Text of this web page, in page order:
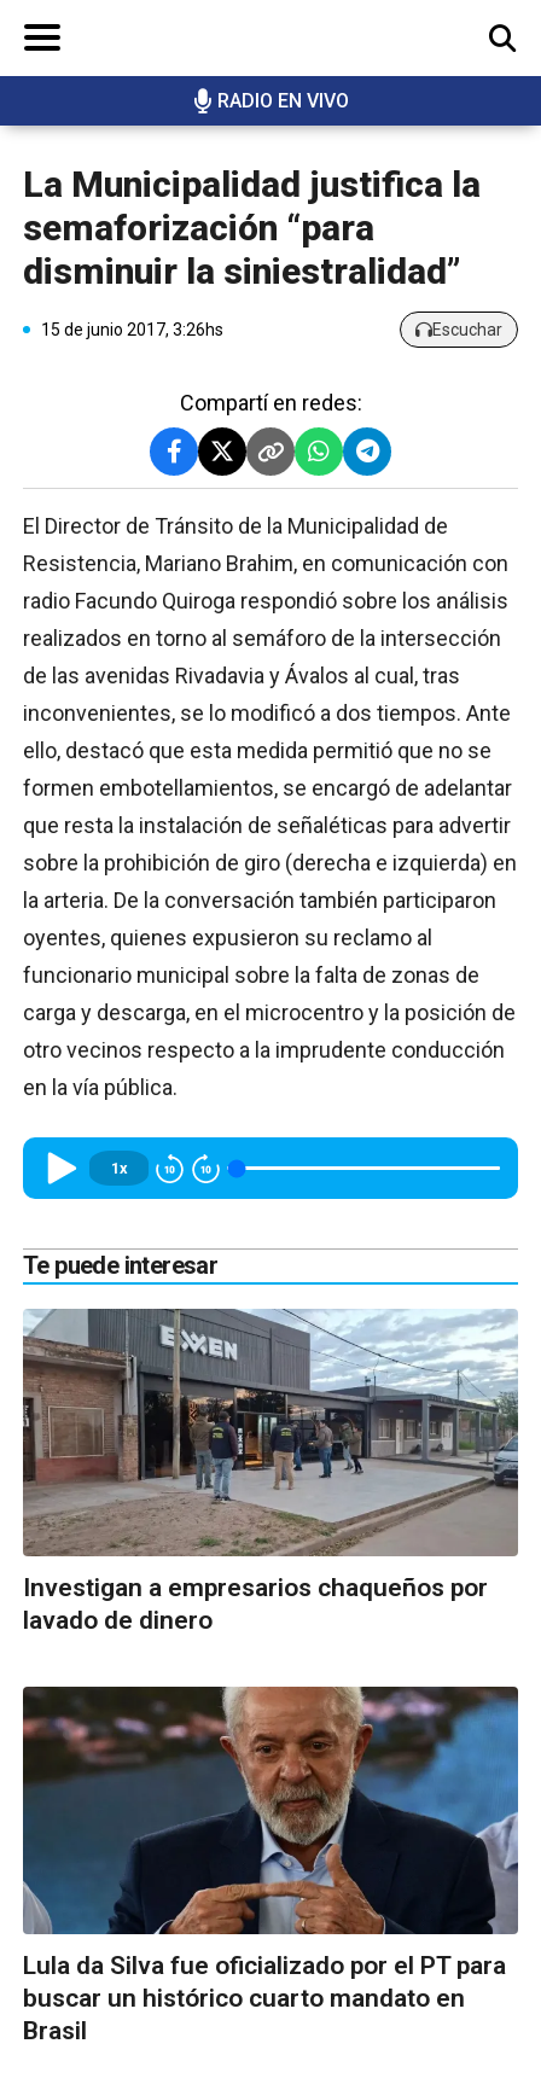
RADIO EN VIVO
BUSCAR
La Municipalidad justifica la
semaforización “para
disminuir la siniestralidad”
15 de junio 2017, 3:26hs Escuchar
Compartí en redes:
El Director de Tránsito de la Municipalidad de
Resistencia, Mariano Brahim, en comunicación con
radio Facundo Quiroga respondió sobre los análisis
realizados en torno al semáforo de la intersección
de las avenidas Rivadavia y Ávalos al cual, tras
inconvenientes, se lo modificó a dos tiempos. Ante
ello, destacó que esta medida permitió que no se
formen embotellamientos, se encargó de adelantar
que resta la instalación de señaléticas para advertir
sobre la prohibición de giro (derecha e izquierda) en
la arteria. De la conversación también participaron
oyentes, quienes expusieron su reclamo al
funcionario municipal sobre la falta de zonas de
carga y descarga, en el microcentro y la posición de
otro vecinos respecto a la imprudente conducción
en la vía pública.
1x
Te puede interesar
Investigan a empresarios chaqueños por
lavado de dinero
Lula da Silva fue oficializado por el PT para
buscar un histórico cuarto mandato en
Brasil